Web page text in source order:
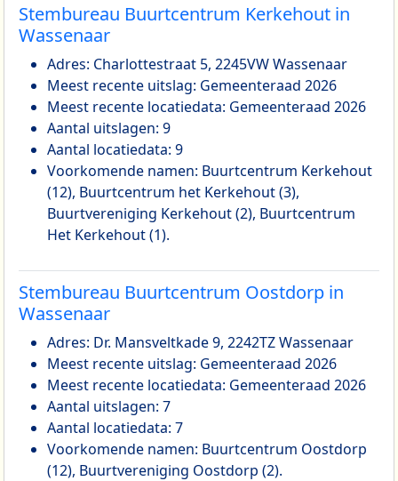
Stembureau Buurtcentrum Kerkehout in
Wassenaar
Adres: Charlottestraat 5, 2245VW Wassenaar
Meest recente uitslag: Gemeenteraad 2026
Meest recente locatiedata: Gemeenteraad 2026
Aantal uitslagen: 9
Aantal locatiedata: 9
Voorkomende namen: Buurtcentrum Kerkehout
(12), Buurtcentrum het Kerkehout (3),
Buurtvereniging Kerkehout (2), Buurtcentrum
Het Kerkehout (1).
Stembureau Buurtcentrum Oostdorp in
Wassenaar
Adres: Dr. Mansveltkade 9, 2242TZ Wassenaar
Meest recente uitslag: Gemeenteraad 2026
Meest recente locatiedata: Gemeenteraad 2026
Aantal uitslagen: 7
Aantal locatiedata: 7
Voorkomende namen: Buurtcentrum Oostdorp
(12), Buurtvereniging Oostdorp (2).